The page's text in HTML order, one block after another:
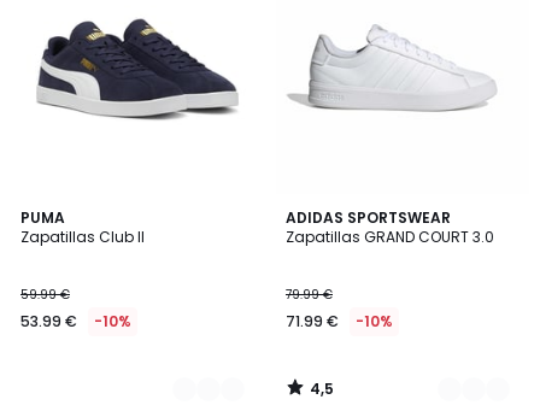
PUMA
Zapatillas Club II
59.99 €
53.99 € -10%
2
Colores
ADIDAS SPORTSWEAR
Zapatillas GRAND COURT 3.0
79.99 €
71.99 € -10%
4,5
/ 5
2
Colores
4,5
/